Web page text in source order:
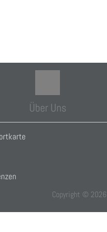
Über Uns
Copyright © 2026